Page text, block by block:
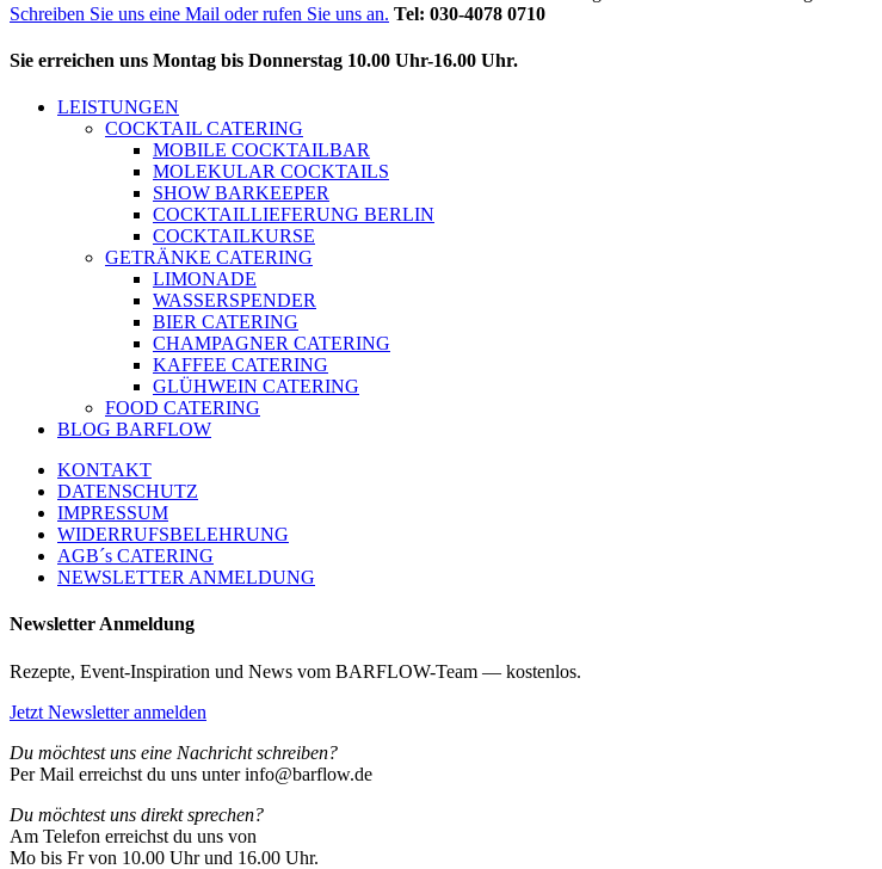
Schreiben Sie uns eine Mail oder rufen Sie uns an. Tel: 030-4078 0710
Sie erreichen uns Montag bis Donnerstag 10.00 Uhr-16.00 Uhr.
LEISTUNGEN
COCKTAIL CATERING
MOBILE COCKTAILBAR
MOLEKULAR COCKTAILS
SHOW BARKEEPER
COCKTAILLIEFERUNG BERLIN
COCKTAILKURSE
GETRÄNKE CATERING
LIMONADE
WASSERSPENDER
BIER CATERING
CHAMPAGNER CATERING
KAFFEE CATERING
GLÜHWEIN CATERING
FOOD CATERING
BLOG BARFLOW
KONTAKT
DATENSCHUTZ
IMPRESSUM
WIDERRUFSBELEHRUNG
AGB´s CATERING
NEWSLETTER ANMELDUNG
Newsletter Anmeldung
Rezepte, Event-Inspiration und News vom BARFLOW-Team — kostenlos.
Jetzt Newsletter anmelden
Du möchtest uns eine Nachricht schreiben?
Per Mail erreichst du uns unter info@barflow.de
Du möchtest uns direkt sprechen?
Am Telefon erreichst du uns von
Mo bis Fr von 10.00 Uhr und 16.00 Uhr.